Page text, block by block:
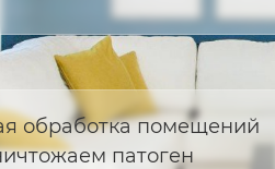
обработка помещений
патоген